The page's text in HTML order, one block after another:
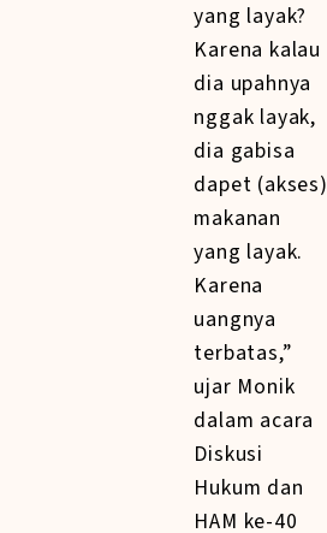
yang layak?
Karena kalau
dia upahnya
nggak layak,
dia gabisa
dapet (akses)
makanan
yang layak.
Karena
uangnya
terbatas,”
ujar Monik
dalam acara
Diskusi
Hukum dan
HAM ke-40